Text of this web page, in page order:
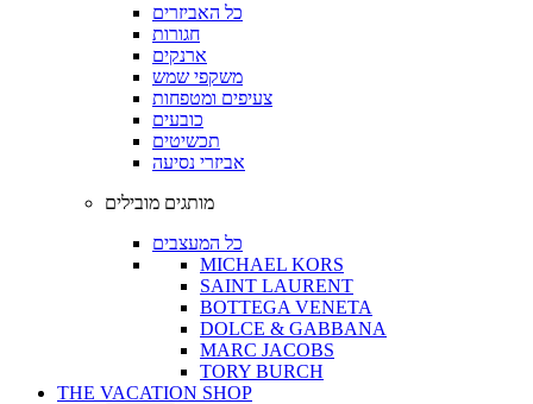
כל האביזרים
חגורות
ארנקים
משקפי שמש
צעיפים ומטפחות
כובעים
תכשיטים
אביזרי נסיעה
מותגים מובילים
כל המעצבים
MICHAEL KORS
SAINT LAURENT
BOTTEGA VENETA
DOLCE & GABBANA
MARC JACOBS
TORY BURCH
THE VACATION SHOP